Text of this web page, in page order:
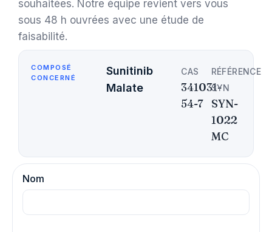
souhaitées. Notre équipe revient vers vous
sous 48 h ouvrées avec une étude de
faisabilité.
COMPOSÉ
CONCERNÉ
Sunitinib
Malate
CAS
341031-
54-7
RÉFÉRENCE
SYN
SYN-
1022
MC
Nom